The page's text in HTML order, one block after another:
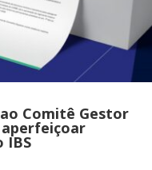
Comitê Gestor
IBS